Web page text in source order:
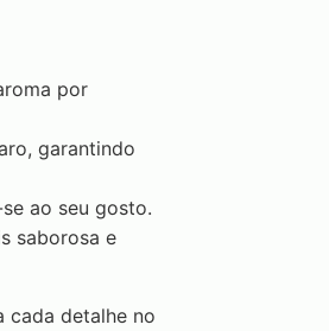
por
garantindo
ao seu gosto.
saborosa e
cada detalhe no